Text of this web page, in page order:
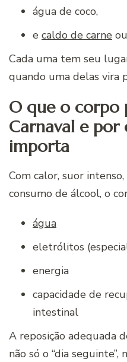
água de coco,
e caldo de carne
Cada uma tem seu
quando uma delas vira
O que o corpo
Carnaval e
importa
Com calor, suor intenso,
consumo de álcool, o
água
eletrólitos
energia
capacidade de
intestinal
A reposição adequada
não só o “dia